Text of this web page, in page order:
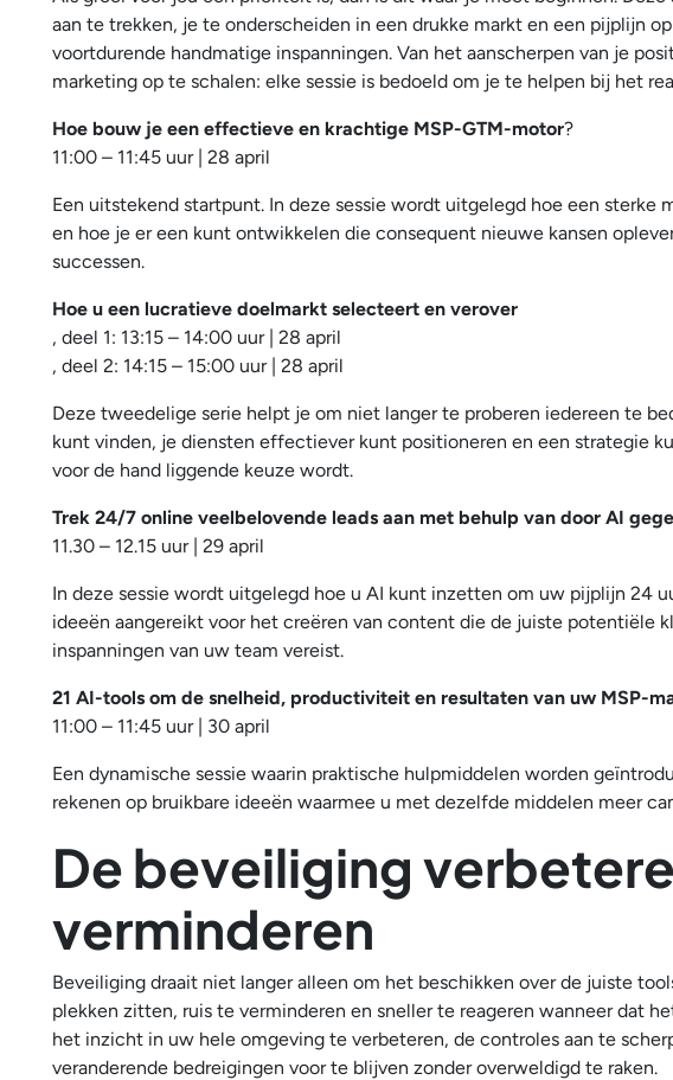
aan te trekken, je te onderscheiden in een drukke markt en een pijplijn
voortdurende handmatige inspanningen. Van het aanscherpen van je
marketing op te schalen: elke sessie is bedoeld om je te helpen bij het
Hoe bouw je een effectieve en krachtige MSP-GTM-motor?
11:00 – 11:45 uur | 28 april
Een uitstekend startpunt. In deze sessie wordt uitgelegd hoe een sterke
en hoe je er een kunt ontwikkelen die consequent nieuwe kansen
successen.
Hoe u een lucratieve doelmarkt selecteert en verover
, deel 1: 13:15 – 14:00 uur | 28 april
, deel 2: 14:15 – 15:00 uur | 28 april
Deze tweedelige serie helpt je om niet langer te proberen iedereen te
kunt vinden, je diensten effectiever kunt positioneren en een strategie
voor de hand liggende keuze wordt.
Trek 24/7 online veelbelovende leads aan met behulp van door AI
11.30 – 12.15 uur | 29 april
In deze sessie wordt uitgelegd hoe u AI kunt inzetten om uw pijplijn 24
ideeën aangereikt voor het creëren van content die de juiste potentiële
inspanningen van uw team vereist.
21 AI-tools om de snelheid, productiviteit en resultaten van uw MSP-
11:00 – 11:45 uur | 30 april
Een dynamische sessie waarin praktische hulpmiddelen worden
rekenen op bruikbare ideeën waarmee u met dezelfde middelen meer
De beveiliging
verminderen
Beveiliging draait niet langer alleen om het beschikken over de juiste
plekken zitten, ruis te verminderen en sneller te reageren wanneer dat
het inzicht in uw hele omgeving te verbeteren, de controles aan te
veranderende bedreigingen voor te blijven zonder overweldigd te raken.